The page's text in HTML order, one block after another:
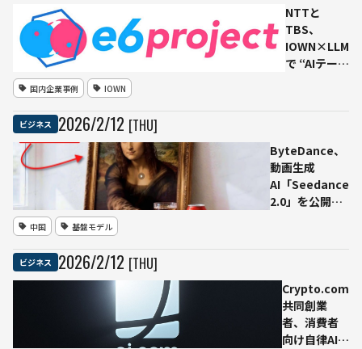
性的虐待
コンテン
ツを大量
視聴しAI
ン”の実
態、英紙
Guardian
が報道
NTTと
TBS、
IOWN×LLM
で “AIテーマ
次世代エデ
ュテインメ
ント「e6
project」
国内企業事例 IOWN
ビジネス 2026/2/12 [THU]
ByteDance、
動画生成
AI「Seedance
2.0」を公開
中国 基盤モデル
ビジネス 2026/2/12 [THU]
Crypto.com
共同創業
者、消費者
向け自律AIエ